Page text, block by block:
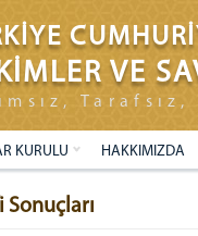
VE
KURULU HAKKIMIZDA
Sonuçları